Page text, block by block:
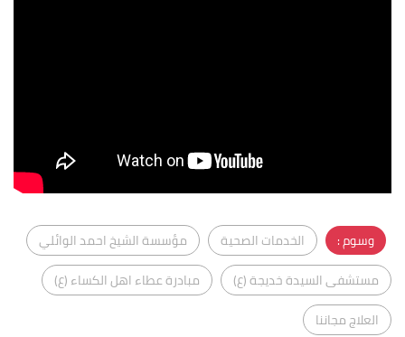
وسوم : الخدمات الصحية
مؤسسة الشيخ احمد الوائلي
مستشفى السيدة خديجة (ع)
مبادرة عطاء اهل الكساء (ع)
العلاج مجاننا